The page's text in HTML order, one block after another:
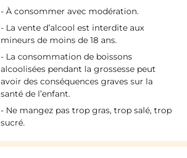
- À consommer avec modération.
- La vente d’alcool est interdite aux
mineurs de moins de 18 ans.
- La consommation de boissons
alcoolisées pendant la grossesse peut
avoir des conséquences graves sur la
santé de l’enfant.
- Ne mangez pas trop gras, trop salé, trop
sucré.